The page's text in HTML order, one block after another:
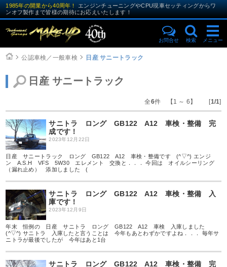
1985年の開業から40周年！
エンジンチューニングやCPU現車セッティングからワ
ンオフ製作まで皆様の期待にお応えいたします！
お問合せ 検索 メニュー
公認車検／一般車検 日産 サニートラック
日産 サニートラック
全6件 【1 ～ 6】 [1/1]
サニトラ ロング GB122 A12 車検・整備 完
成です！
2023年12月22日
日産 サニートラック ロング GB122 A12 車検・整備です (^▽^) エンジ
ン A.S.H VFS 5W30 エレメント 交換と．．． 今回は オイルシーリング
（漏れ止め） 添加しました (
サニトラ ロング GB122 A12 車検・整備 入
庫です！
2023年12月9日
年末 恒例の 日産 サニトラ ロング GB122 A12 車検 入庫しました
(^▽^) サニトラ 入庫したと言うことは 今年もあとわずかですよね．．． 毎年サ
ニトラが最後でしたが 今年はあと1台
サニトラ ロング GB122 A12 車検・整備 完